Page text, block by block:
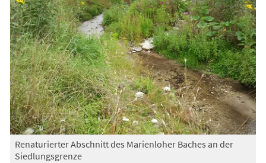
Renaturierter Abschnitt des Marienloher Baches an der
Siedlungsgrenze